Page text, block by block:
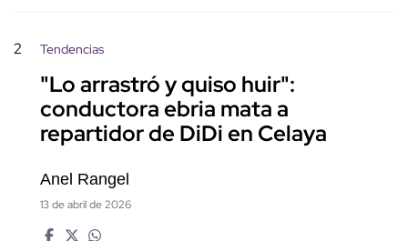
2 Tendencias
"Lo arrastró y quiso huir":
conductora ebria mata a
repartidor de DiDi en Celaya
Anel Rangel
13 de abril de 2026